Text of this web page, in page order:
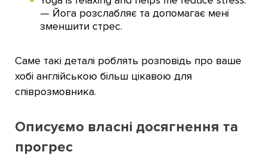
— Йога розслабляє та допомагає мені
зменшити стрес.
Саме такі деталі роблять розповідь про ваше
хобі англійською більш цікавою для
співрозмовника.
Описуємо власні досягнення та
прогрес